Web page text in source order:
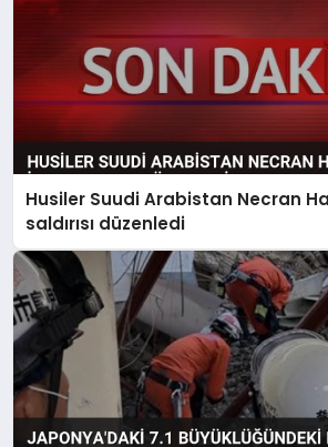
Husiler Suudi Arabistan Necran
saldırısı düzenledi